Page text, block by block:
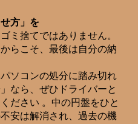
方」を
ミ捨てではありません。
らこそ、最後は自分の納
ソコンの処分に踏み切れ
なら、ぜひドライバーと
ださい 。中の円盤をひと
安は解消され、過去の機